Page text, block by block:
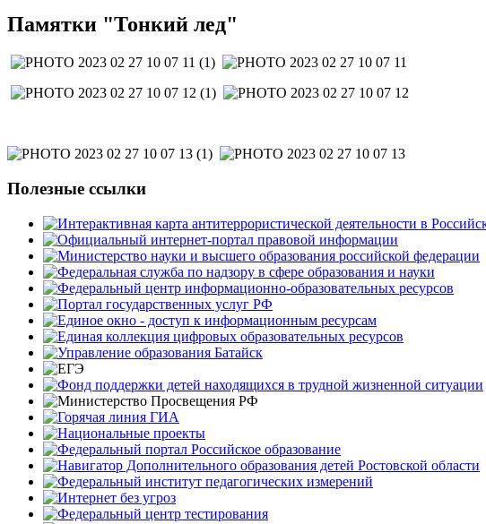
Памятки "Тонкий лед"
Полезные ссылки